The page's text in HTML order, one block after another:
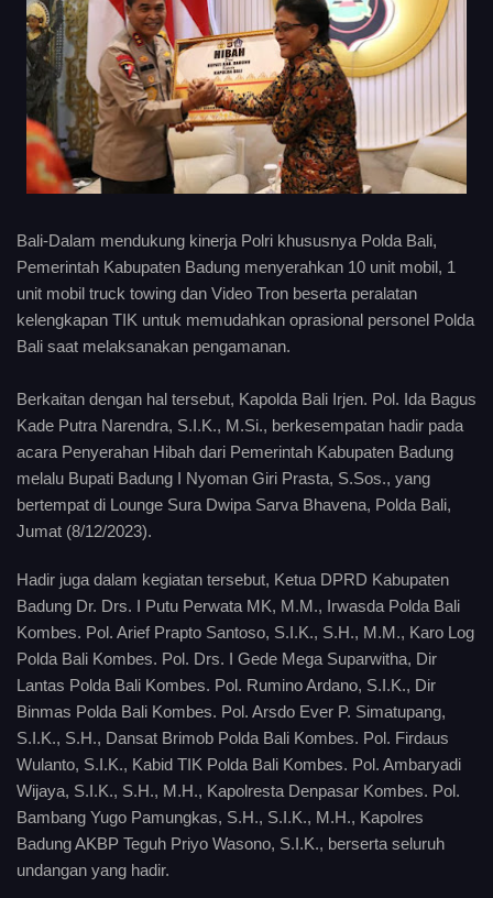
Bali-Dalam mendukung kinerja Polri khususnya Polda Bali,
Pemerintah Kabupaten Badung menyerahkan 10 unit mobil, 1
unit mobil truck towing dan Video Tron beserta peralatan
kelengkapan TIK untuk memudahkan oprasional personel Polda
Bali saat melaksanakan pengamanan.
Berkaitan dengan hal tersebut, Kapolda Bali Irjen. Pol. Ida Bagus
Kade Putra Narendra, S.I.K., M.Si., berkesempatan hadir pada
acara Penyerahan Hibah dari Pemerintah Kabupaten Badung
melalu Bupati Badung I Nyoman Giri Prasta, S.Sos., yang
bertempat di Lounge Sura Dwipa Sarva Bhavena, Polda Bali,
Jumat (8/12/2023).
Hadir juga dalam kegiatan tersebut, Ketua DPRD Kabupaten
Badung Dr. Drs. I Putu Perwata MK, M.M., Irwasda Polda Bali
Kombes. Pol. Arief Prapto Santoso, S.I.K., S.H., M.M., Karo Log
Polda Bali Kombes. Pol. Drs. I Gede Mega Suparwitha, Dir
Lantas Polda Bali Kombes. Pol. Rumino Ardano, S.I.K., Dir
Binmas Polda Bali Kombes. Pol. Arsdo Ever P. Simatupang,
S.I.K., S.H., Dansat Brimob Polda Bali Kombes. Pol. Firdaus
Wulanto, S.I.K., Kabid TIK Polda Bali Kombes. Pol. Ambaryadi
Wijaya, S.I.K., S.H., M.H., Kapolresta Denpasar Kombes. Pol.
Bambang Yugo Pamungkas, S.H., S.I.K., M.H., Kapolres
Badung AKBP Teguh Priyo Wasono, S.I.K., berserta seluruh
undangan yang hadir.